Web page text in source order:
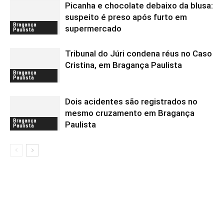
Bragança
Paulista
Picanha e chocolate debaixo da blusa:
suspeito é preso após furto em
supermercado
Bragança
Paulista
Tribunal do Júri condena réus no Caso
Cristina, em Bragança Paulista
Bragança
Paulista
Dois acidentes são registrados no
mesmo cruzamento em Bragança
Paulista